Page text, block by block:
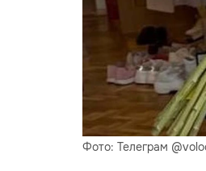
Фото: Телеграм